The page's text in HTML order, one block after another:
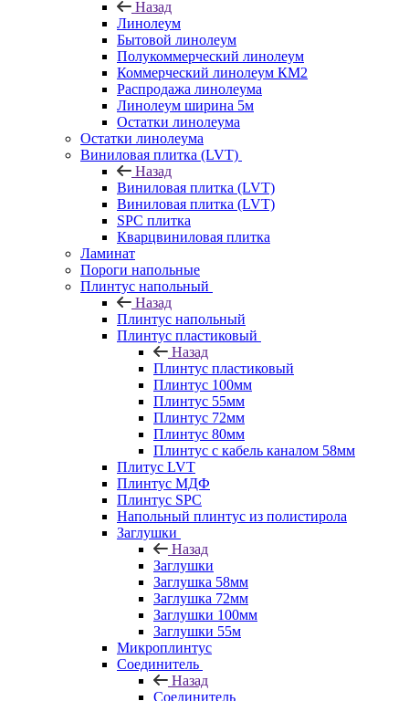
Назад
Линолеум
Бытовой линолеум
Полукоммерческий линолеум
Коммерческий линолеум КМ2
Распродажа линолеума
Линолеум ширина 5м
Остатки линолеума
Остатки линолеума
Виниловая плитка (LVT)
Назад
Виниловая плитка (LVT)
Виниловая плитка (LVT)
SPC плитка
Кварцвиниловая плитка
Ламинат
Пороги напольные
Плинтус напольный
Назад
Плинтус напольный
Плинтус пластиковый
Назад
Плинтус пластиковый
Плинтус 100мм
Плинтус 55мм
Плинтус 72мм
Плинтус 80мм
Плинтус с кабель каналом 58мм
Плитус LVT
Плинтус МДФ
Плинтус SPC
Напольный плинтус из полистирола
Заглушки
Назад
Заглушки
Заглушка 58мм
Заглушка 72мм
Заглушки 100мм
Заглушки 55м
Микроплинтус
Соединитель
Назад
Соединитель